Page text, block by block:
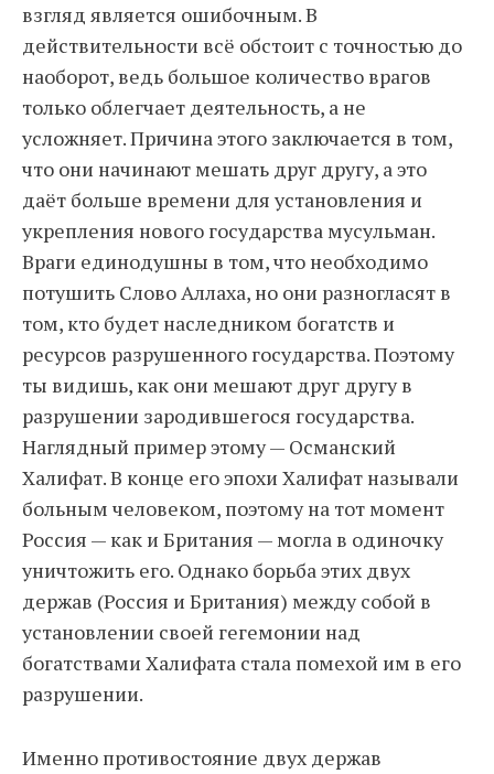
взгляд является ошибочным. В
действительности всё обстоит с точностью до
наоборот, ведь большое количество врагов
только облегчает деятельность, а не
усложняет. Причина этого заключается в том,
что они начинают мешать друг другу, а это
даёт больше времени для установления и
укрепления нового государства мусульман.
Враги единодушны в том, что необходимо
потушить Слово Аллаха, но они разногласят в
том, кто будет наследником богатств и
ресурсов разрушенного государства. Поэтому
ты видишь, как они мешают друг другу в
разрушении зародившегося государства.
Наглядный пример этому — Османский
Халифат. В конце его эпохи Халифат называли
больным человеком, поэтому на тот момент
Россия — как и Британия — могла в одиночку
уничтожить его. Однако борьба этих двух
держав (Россия и Британия) между собой в
установлении своей гегемонии над
богатствами Халифата стала помехой им в его
разрушении.
Именно противостояние двух держав